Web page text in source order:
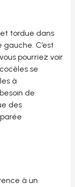
tordue dans
C’est
pourriez voir
se
à
de
des
à un